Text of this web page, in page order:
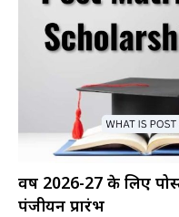
वर्ष 2026-27 के लिए
पंजीयन प्रारंभ